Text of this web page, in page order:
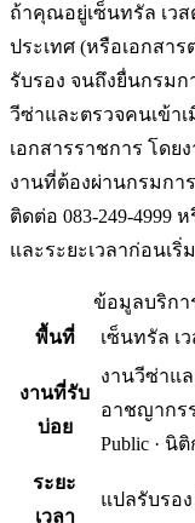
ถ้าคุณอยู่เซ็นทรัล เวส
ประเทศ (หรือเอกสา
รับรอง จนถึงยื่นกรม
วีซ่าและตรวจคนเข้า
เอกสารราชการ โดย
งานที่ต้องผ่านกรมกา
ติดต่อ 083-249-4999
และระยะเวลาก่อนเริ่
ข้อมูลบริกา
พื้นที่
เซ็นทรัล เ
งานที่รับ
บ่อย
งานวีซ่าแ
อาชญากรร
Public · นิ
ระยะ
เวลา
แปลรับรอ